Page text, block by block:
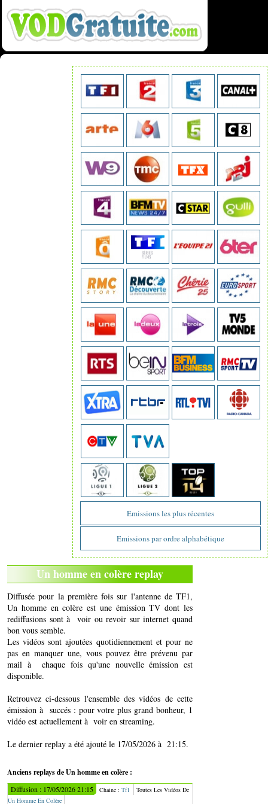
Emissions les plus récentes
Emissions par ordre alphabétique
Un homme en colère replay
Diffusée pour la première fois sur l'antenne de TF1,
Un homme en colère est une émission TV dont les
rediffusions sont à voir ou revoir sur internet quand
bon vous semble.
Les vidéos sont ajoutées quotidiennement et pour ne
pas en manquer une, vous pouvez être prévenu par
mail à chaque fois qu'une nouvelle émission est
disponible.
Retrouvez ci-dessous l'ensemble des vidéos de cette
émission à succés : pour votre plus grand bonheur, 1
vidéo est actuellement à voir en streaming.
Le dernier replay a été ajouté le 17/05/2026 à 21:15.
Anciens replays de Un homme en colère :
Diffusion : 17/05/2026 21:15 Chaine : Tf1
Toutes Les Vidéos De
Un Homme En Colère